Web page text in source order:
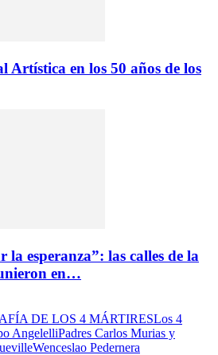
Artística en los 50 años de los
la esperanza”: las calles de la
en…
DE LOS 4 MÁRTIRESLos 4
AngelelliPadres Carlos Murias y
Wenceslao Pedernera